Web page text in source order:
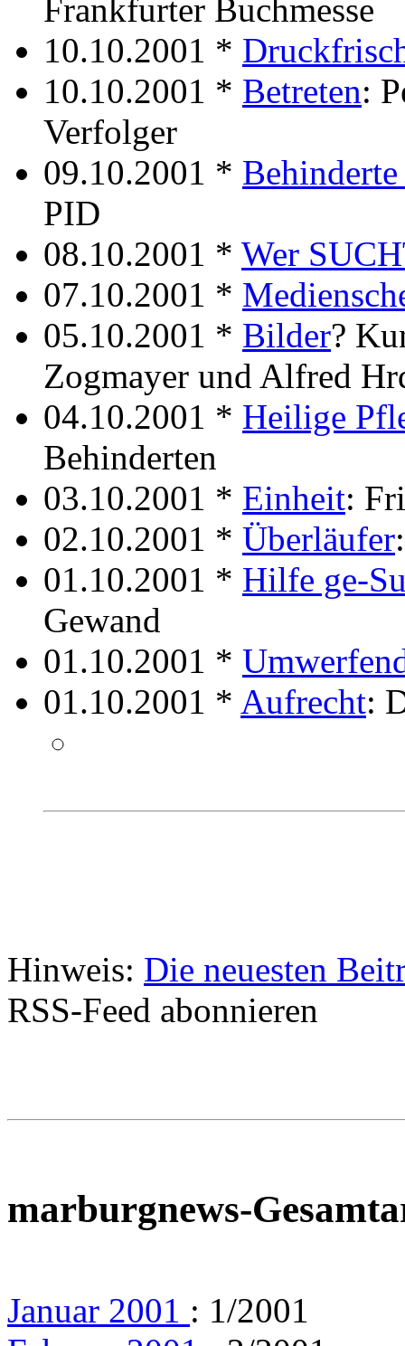
Frankfurter Buchmesse
10.10.2001 *
10.10.2001 * Betreten:
Verfolger
09.10.2001 *
PID
08.10.2001 * Wer
07.10.2001 *
05.10.2001 * Bilder?
Zogmayer und Alfred
04.10.2001 * Heilige
Behinderten
03.10.2001 * Einheit:
02.10.2001 * Überläufer
01.10.2001 * Hilfe ge-
Gewand
01.10.2001 *
01.10.2001 * Aufrecht:
Hinweis: Die neuesten
RSS-Feed abonnieren
marburgnews-
Januar 2001 : 1/2001